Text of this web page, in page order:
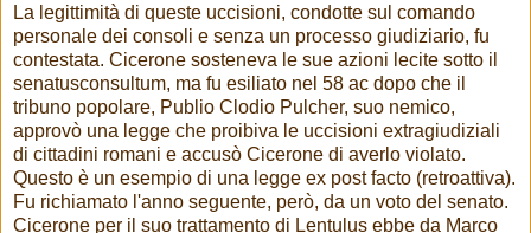
La legittimità di queste uccisioni, condotte sul comando
personale dei consoli e senza un processo giudiziario, fu
contestata. Cicerone sosteneva le sue azioni lecite sotto il
senatusconsultum, ma fu esiliato nel 58 ac dopo che il
tribuno popolare, Publio Clodio Pulcher, suo nemico,
approvò una legge che proibiva le uccisioni extragiudiziali
di cittadini romani e accusò Cicerone di averlo violato.
Questo è un esempio di una legge ex post facto (retroattiva).
Fu richiamato l'anno seguente, però, da un voto del senato.
Cicerone per il suo trattamento di Lentulus ebbe da Marco